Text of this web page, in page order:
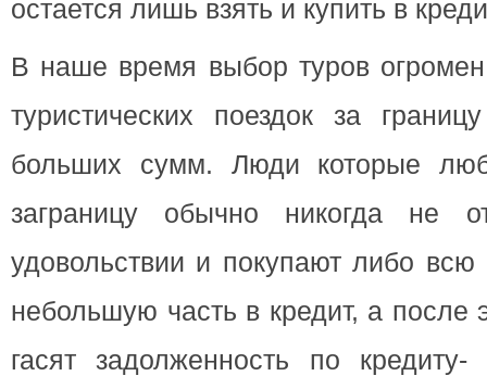
остается лишь взять и купить в
В наше время выбор туров
туристических поездок за
больших сумм. Люди которые
заграницу обычно никогда не
удовольствии и покупают либо
небольшую часть в кредит, а после
гасят задолженность по